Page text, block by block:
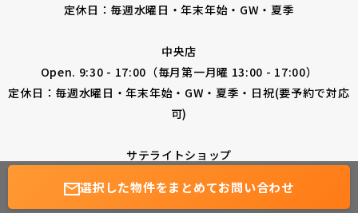
無料会員登録 ご来店予約
選択した物件をまとめてお問い合わせ
定休日：毎週水曜日・年末年始・GW・夏季
中央店
Open. 9:30 - 17:00（毎月第一月曜 13:00 - 17:00）
定休日：毎週水曜日・年末年始・GW・夏季・日祝(要予約で対応
可)
サテライトショップ
定休日：毎週水曜日・年末年始・GW・夏季